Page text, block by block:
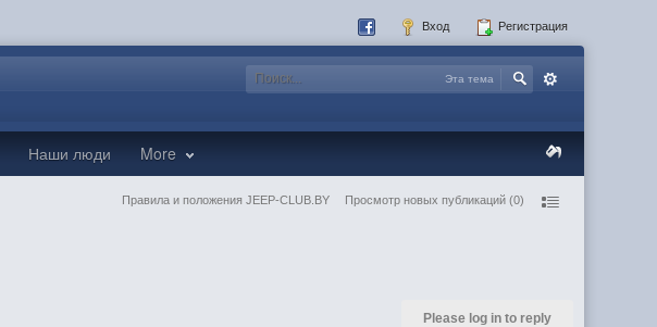
Вход Регистрация
Эта тема
Наши люди More
Правила и положения JEEP-CLUB.BY Просмотр новых публикаций (0)
Please log in to reply